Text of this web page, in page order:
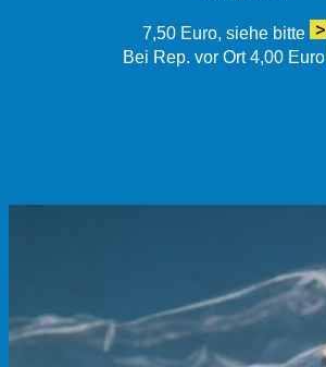
7,50 Euro, siehe bitte
Bei Rep. vor Ort 4,00 Euro